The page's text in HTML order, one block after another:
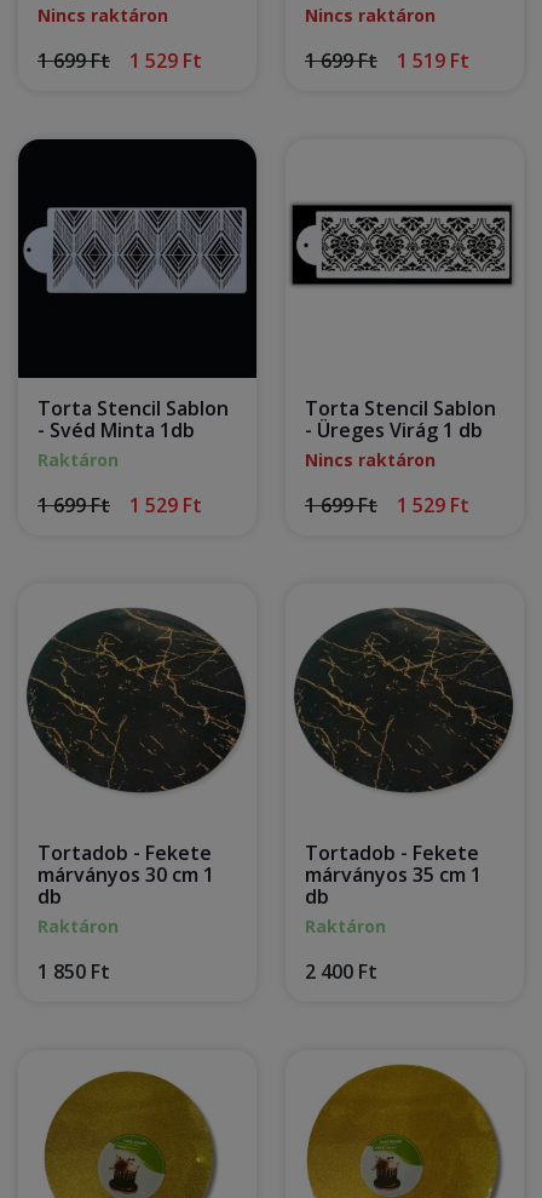
Nincs raktáron
1 699 Ft 1 529 Ft
Nincs raktáron
1 699 Ft 1 519 Ft
Torta Stencil Sablon
- Svéd Minta 1db
Raktáron
1 699 Ft 1 529 Ft
Torta Stencil Sablon
- Üreges Virág 1 db
Nincs raktáron
1 699 Ft 1 529 Ft
Tortadob - Fekete
márványos 30 cm 1
db
Raktáron
1 850 Ft
Tortadob - Fekete
márványos 35 cm 1
db
Raktáron
2 400 Ft